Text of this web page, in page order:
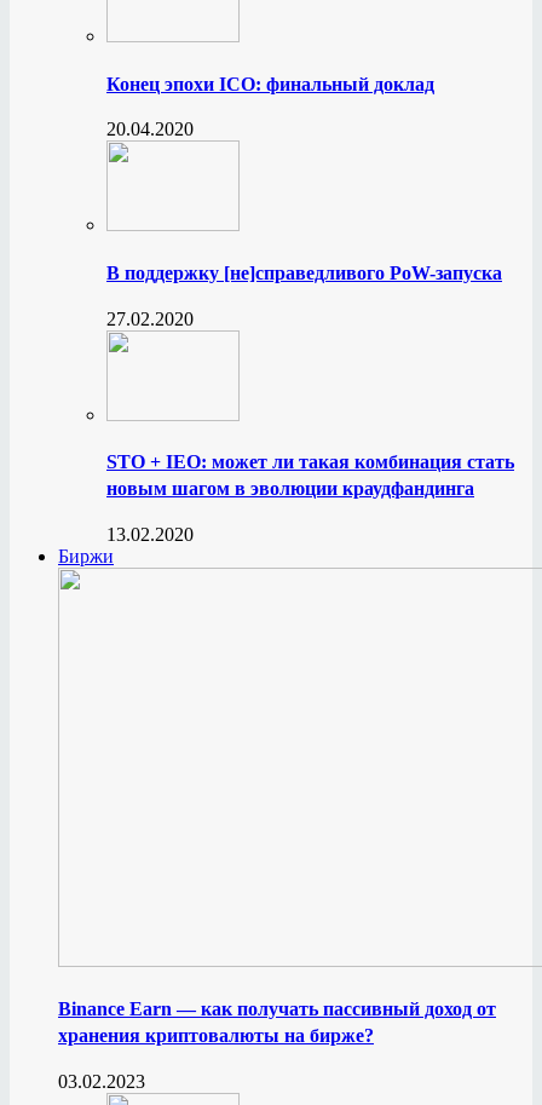
Конец эпохи ICO: финальный доклад
20.04.2020
В поддержку [не]справедливого PoW-запуска
27.02.2020
STO + IEO: может ли такая комбинация стать
новым шагом в эволюции краудфандинга
13.02.2020
Биржи
Binance Earn — как получать пассивный доход от
хранения криптовалюты на бирже?
03.02.2023